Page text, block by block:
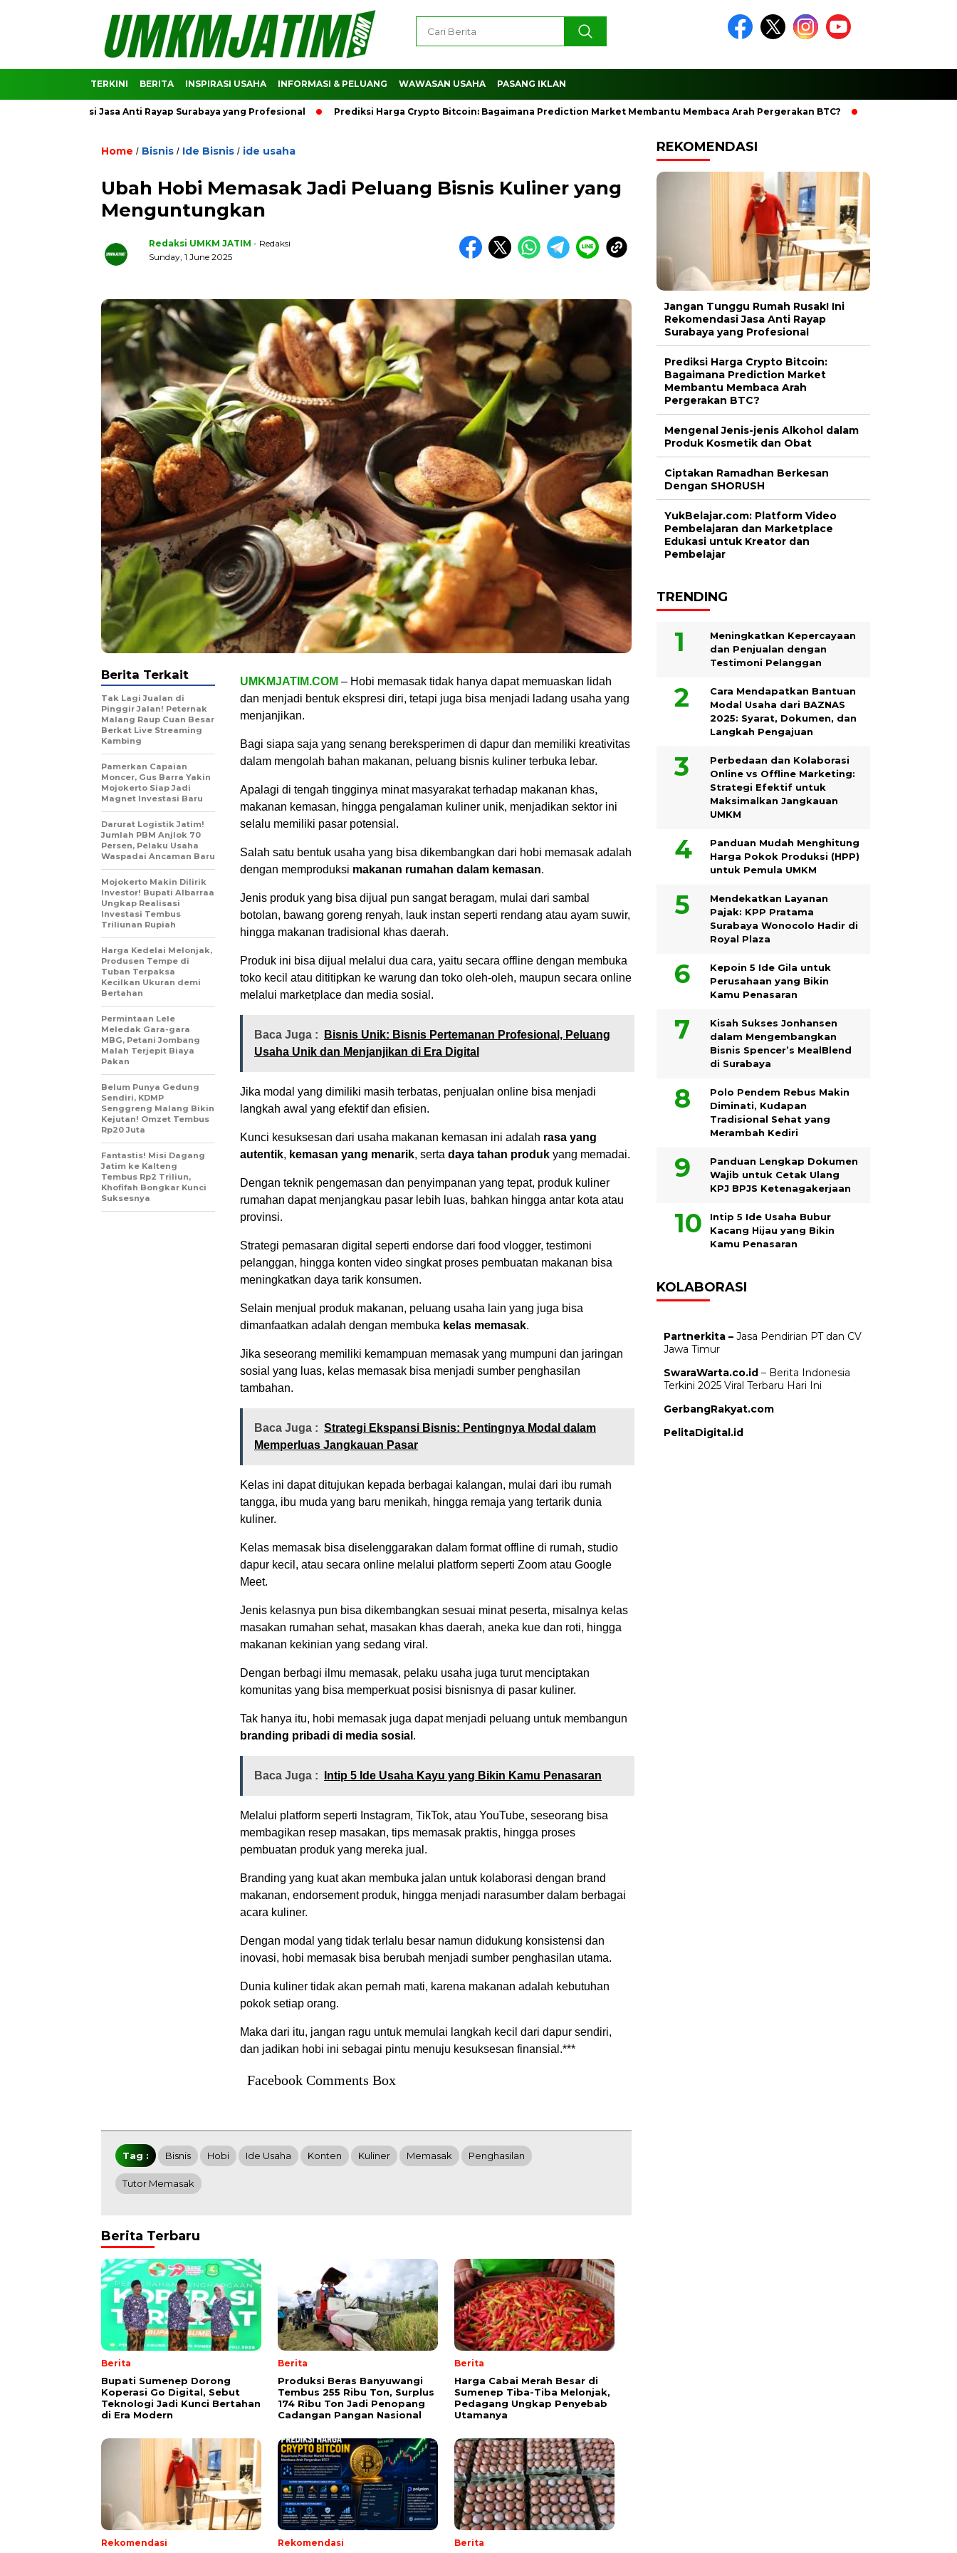
TERKINI BERITA INSPIRASI USAHA INFORMASI & PELUANG WAWASAN USAHA PASANG IKLAN
Jasa Anti Rayap Surabaya yang Profesional Prediksi Harga Crypto Bitcoin: Bagaimana Prediction Market Membantu Membaca Arah Pergerakan BTC? Ciptakan Ramadhan
Home / Bisnis / Ide Bisnis / ide usaha
Ubah Hobi Memasak Jadi Peluang Bisnis Kuliner yang
Menguntungkan
Redaksi UMKM JATIM - Redaksi
Sunday, 1 June 2025
UMKMJATIM.COM – Hobi memasak tidak hanya dapat memuaskan lidah
dan menjadi bentuk ekspresi diri, tetapi juga bisa menjadi ladang usaha yang
menjanjikan.
Bagi siapa saja yang senang bereksperimen di dapur dan memiliki kreativitas
dalam mengolah bahan makanan, peluang bisnis kuliner terbuka lebar.
Apalagi di tengah tingginya minat masyarakat terhadap makanan khas,
makanan kemasan, hingga pengalaman kuliner unik, menjadikan sektor ini
selalu memiliki pasar potensial.
Salah satu bentuk usaha yang bisa dikembangkan dari hobi memasak adalah
dengan memproduksi makanan rumahan dalam kemasan.
Jenis produk yang bisa dijual pun sangat beragam, mulai dari sambal
botolan, bawang goreng renyah, lauk instan seperti rendang atau ayam suwir,
hingga makanan tradisional khas daerah.
Produk ini bisa dijual melalui dua cara, yaitu secara offline dengan membuka
toko kecil atau dititipkan ke warung dan toko oleh-oleh, maupun secara online
melalui marketplace dan media sosial.
Baca Juga :
Bisnis Unik: Bisnis Pertemanan Profesional, Peluang
Usaha Unik dan Menjanjikan di Era Digital
Jika modal yang dimiliki masih terbatas, penjualan online bisa menjadi
langkah awal yang efektif dan efisien.
Kunci kesuksesan dari usaha makanan kemasan ini adalah rasa yang
autentik, kemasan yang menarik, serta daya tahan produk yang memadai.
Dengan teknik pengemasan dan penyimpanan yang tepat, produk kuliner
rumahan dapat menjangkau pasar lebih luas, bahkan hingga antar kota atau
provinsi.
Strategi pemasaran digital seperti endorse dari food vlogger, testimoni
pelanggan, hingga konten video singkat proses pembuatan makanan bisa
meningkatkan daya tarik konsumen.
Selain menjual produk makanan, peluang usaha lain yang juga bisa
dimanfaatkan adalah dengan membuka kelas memasak.
Jika seseorang memiliki kemampuan memasak yang mumpuni dan jaringan
sosial yang luas, kelas memasak bisa menjadi sumber penghasilan
tambahan.
Baca Juga : Strategi Ekspansi Bisnis: Pentingnya Modal dalam
Memperluas Jangkauan Pasar
Kelas ini dapat ditujukan kepada berbagai kalangan, mulai dari ibu rumah
tangga, ibu muda yang baru menikah, hingga remaja yang tertarik dunia
kuliner.
Kelas memasak bisa diselenggarakan dalam format offline di rumah, studio
dapur kecil, atau secara online melalui platform seperti Zoom atau Google
Meet.
Jenis kelasnya pun bisa dikembangkan sesuai minat peserta, misalnya kelas
masakan rumahan sehat, masakan khas daerah, aneka kue dan roti, hingga
makanan kekinian yang sedang viral.
Dengan berbagi ilmu memasak, pelaku usaha juga turut menciptakan
komunitas yang bisa memperkuat posisi bisnisnya di pasar kuliner.
Tak hanya itu, hobi memasak juga dapat menjadi peluang untuk membangun
branding pribadi di media sosial .
Baca Juga : Intip 5 Ide Usaha Kayu yang Bikin Kamu Penasaran
Melalui platform seperti Instagram, TikTok, atau YouTube, seseorang bisa
membagikan resep masakan, tips memasak praktis, hingga proses
pembuatan produk yang mereka jual.
Branding yang kuat akan membuka jalan untuk kolaborasi dengan brand
makanan, endorsement produk, hingga menjadi narasumber dalam berbagai
acara kuliner.
Dengan modal yang tidak terlalu besar namun didukung konsistensi dan
inovasi, hobi memasak bisa berubah menjadi sumber penghasilan utama.
Dunia kuliner tidak akan pernah mati, karena makanan adalah kebutuhan
pokok setiap orang.
Maka dari itu, jangan ragu untuk memulai langkah kecil dari dapur sendiri,
dan jadikan hobi ini sebagai pintu menuju kesuksesan finansial.***
Facebook Comments Box
Berita Terkait
Tak Lagi Jualan di
Pinggir Jalan! Peternak
Malang Raup Cuan Besar
Berkat Live Streaming
Kambing
Pamerkan Capaian
Moncer, Gus Barra Yakin
Mojokerto Siap Jadi
Magnet Investasi Baru
Darurat Logistik Jatim!
Jumlah PBM Anjlok 70
Persen, Pelaku Usaha
Waspadai Ancaman Baru
Mojokerto Makin Dilirik
Investor! Bupati Albarraa
Ungkap Realisasi
Investasi Tembus
Triliunan Rupiah
Harga Kedelai Melonjak,
Produsen Tempe di
Tuban Terpaksa
Kecilkan Ukuran demi
Bertahan
Permintaan Lele
Meledak Gara-gara
MBG, Petani Jombang
Malah Terjepit Biaya
Pakan
Belum Punya Gedung
Sendiri, KDMP
Senggreng Malang Bikin
Kejutan! Omzet Tembus
Rp20 Juta
Fantastis! Misi Dagang
Jatim ke Kalteng
Tembus Rp2 Triliun,
Khofifah Bongkar Kunci
Suksesnya
Tag : Bisnis Hobi Ide Usaha Konten Kuliner Memasak Penghasilan
Tutor Memasak
Berita Terbaru
Berita
Bupati Sumenep Dorong
Koperasi Go Digital, Sebut
Teknologi Jadi Kunci Bertahan
di Era Modern
Berita
Produksi Beras Banyuwangi
Tembus 255 Ribu Ton, Surplus
174 Ribu Ton Jadi Penopang
Cadangan Pangan Nasional
Berita
Harga Cabai Merah Besar di
Sumenep Tiba-Tiba Melonjak,
Pedagang Ungkap Penyebab
Utamanya
Rekomendasi Rekomendasi Berita
REKOMENDASI
Jangan Tunggu Rumah Rusak! Ini
Rekomendasi Jasa Anti Rayap
Surabaya yang Profesional
Prediksi Harga Crypto Bitcoin:
Bagaimana Prediction Market
Membantu Membaca Arah
Pergerakan BTC?
Mengenal Jenis-jenis Alkohol dalam
Produk Kosmetik dan Obat
Ciptakan Ramadhan Berkesan
Dengan SHORUSH
YukBelajar.com: Platform Video
Pembelajaran dan Marketplace
Edukasi untuk Kreator dan
Pembelajar
TRENDING
Meningkatkan Kepercayaan
dan Penjualan dengan
Testimoni Pelanggan
Cara Mendapatkan Bantuan
Modal Usaha dari BAZNAS
2025: Syarat, Dokumen, dan
Langkah Pengajuan
Perbedaan dan Kolaborasi
Online vs Offline Marketing:
Strategi Efektif untuk
Maksimalkan Jangkauan
UMKM
Panduan Mudah Menghitung
Harga Pokok Produksi (HPP)
untuk Pemula UMKM
Mendekatkan Layanan
Pajak: KPP Pratama
Surabaya Wonocolo Hadir di
Royal Plaza
Kepoin 5 Ide Gila untuk
Perusahaan yang Bikin
Kamu Penasaran
Kisah Sukses Jonhansen
dalam Mengembangkan
Bisnis Spencer’s MealBlend
di Surabaya
Polo Pendem Rebus Makin
Diminati, Kudapan
Tradisional Sehat yang
Merambah Kediri
Panduan Lengkap Dokumen
Wajib untuk Cetak Ulang
KPJ BPJS Ketenagakerjaan
Intip 5 Ide Usaha Bubur
Kacang Hijau yang Bikin
Kamu Penasaran
KOLABORASI
Partnerkita – Jasa Pendirian PT dan CV
Jawa Timur
SwaraWarta.co.id – Berita Indonesia
Terkini 2025 Viral Terbaru Hari Ini
GerbangRakyat.com
PelitaDigital.id